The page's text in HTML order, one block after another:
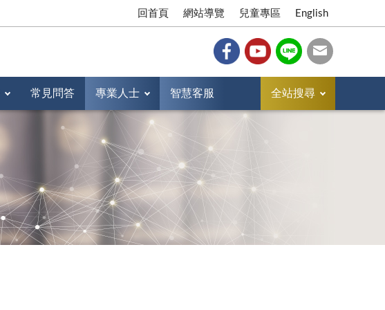
回首頁 網站導覽 兒童專區 English
常見問答 專業人士 智慧客服 全站搜尋